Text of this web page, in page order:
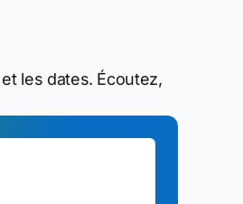
les dates. Écoutez,